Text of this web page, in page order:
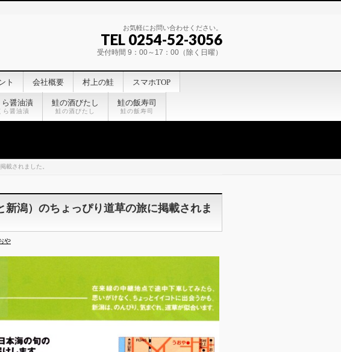
お気軽にお問い合わせください。
TEL 0254-52-3056
受付時間 9：00～17：00（除く日曜）
ト 会社概要 村上の鮭 スマホTOP
ら醤油漬
ら醤油漬
鮭の酒びたし
鮭の酒びたし
鮭の飯寿司
鮭の飯寿司
載されました。
潟）のちょっぴり道草の旅に掲載されま
や